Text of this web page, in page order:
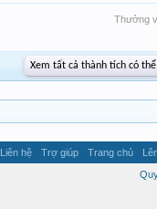
Thưởng
Xem tất cả thành tích có
Liên hệ Trợ giúp Trang chủ